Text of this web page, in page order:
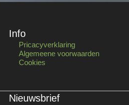
Info
Pricacyverklaring
Algemeene voorwaarden
Cookies
Nieuwsbrief